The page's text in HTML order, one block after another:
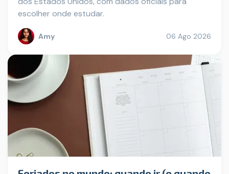
escolher onde estudar.
Amy 06 Ago 2026